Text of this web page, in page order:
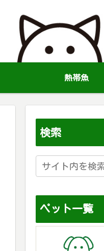
熱帯魚
検索
ペット一覧